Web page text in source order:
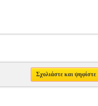
Σχολιάστε και ψηφίστε